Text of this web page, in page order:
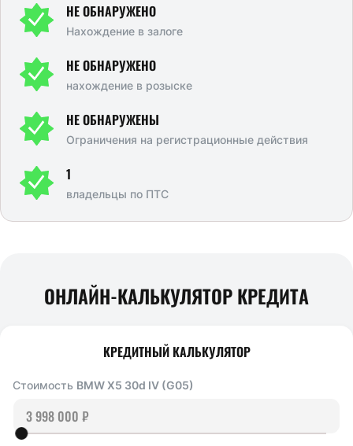
НЕ ОБНАРУЖЕНО
Нахождение в залоге
НЕ ОБНАРУЖЕНО
нахождение в розыске
НЕ ОБНАРУЖЕНЫ
Ограничения на регистрационные действия
1
владельцы по ПТС
ОНЛАЙН-КАЛЬКУЛЯТОР КРЕДИТА
КРЕДИТНЫЙ КАЛЬКУЛЯТОР
Стоимость BMW X5 30d IV (G05)